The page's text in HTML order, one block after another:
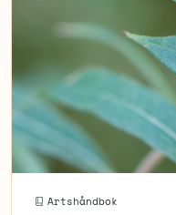
Artshåndbok